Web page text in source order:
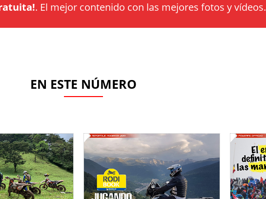
. El mejor contenido con las mejores fotos y vídeos.
EN ESTE NÚMERO